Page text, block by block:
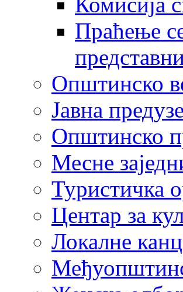
Праћење
Општинско
Јавна
Општинско
Месне
Туристичка
Центaр за
Локалне